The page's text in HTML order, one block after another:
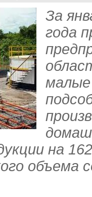
За
года
малые
на
объема